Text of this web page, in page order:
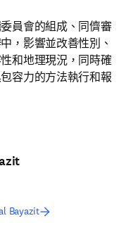
員會的組成、同儕審
，影響並改善性別、
和地理現況，同時確
容力的方法執行和報
Bayazit
分頁／視窗